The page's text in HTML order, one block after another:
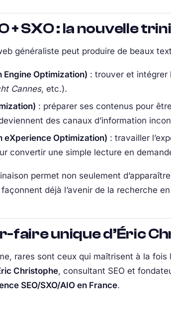
+ SXO : la nouvelle
généraliste peut produire de beaux
Engine Optimization) : trouver et intégrer
Cannes, etc.).
: préparer ses contenus pour
des canaux d’information
eXperience Optimization) : travailler
convertir une simple lecture en
permet non seulement
déjà l’avenir de la recherche
faire unique d’Éric
rares sont ceux qui maîtrisent à la
Christophe, consultant SEO et
SEO/SXO/AIO en France.